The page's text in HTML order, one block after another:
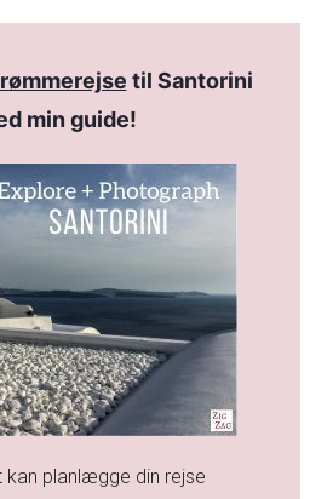
til Santorini
min guide!
kan planlægge din rejse